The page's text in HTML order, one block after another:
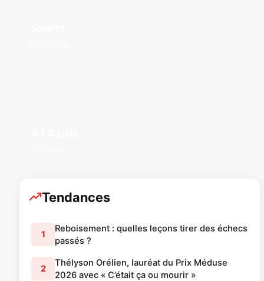
Tendances
1
Reboisement : quelles leçons tirer des échecs
passés ?
2
Thélyson Orélien, lauréat du Prix Méduse
2026 avec « C’était ça ou mourir »